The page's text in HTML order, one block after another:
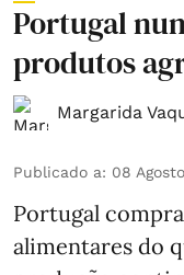
Portugal
produtos
Margarida
Publicado a: 08
Portugal
alimentares do